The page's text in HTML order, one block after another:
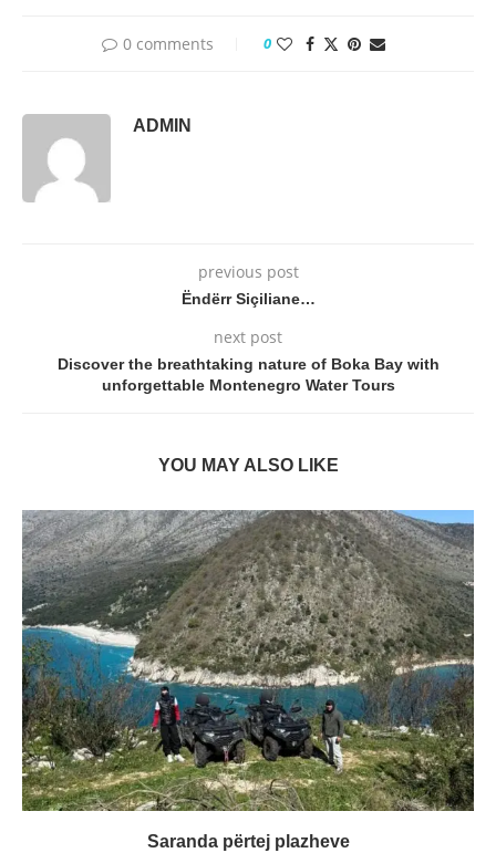
0 comments 0
ADMIN
previous post
Ëndërr Siçiliane…
next post
Discover the breathtaking nature of Boka Bay with
unforgettable Montenegro Water Tours
YOU MAY ALSO LIKE
Saranda përtej plazheve